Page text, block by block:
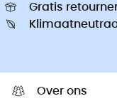
Gratis
Over ons